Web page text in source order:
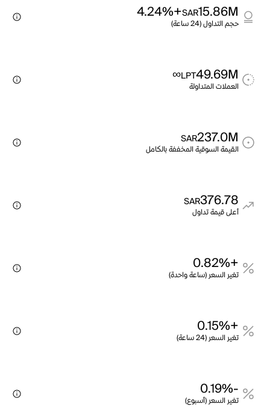
15.86M
SAR
+4.24%
حجم التداول (24 ساعة)
49.69M
LPT
∞
العملات المتداولة
237.0M
SAR
القيمة السوقية المخففة بالكامل
376.78
SAR
أعلى قيمة تداول
+0.82%
تغير السعر (ساعة واحدة)
+0.15%
تغير السعر (24 ساعة)
-0.19%
تغير السعر (أسبوع)